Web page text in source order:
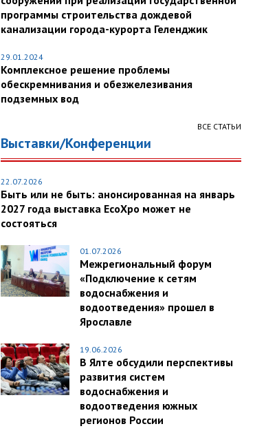
программы строительства дождевой
канализации города-курорта Геленджик
29.01.2024
Комплексное решение проблемы
обескремнивания и обезжелезивания
подземных вод
ВСЕ СТАТЬИ
Выставки/Конференции
22.07.2026
Быть или не быть: анонсированная на январь
2027 года выставка EcoXpo может не
состояться
01.07.2026
Межрегиональный форум
«Подключение к сетям
водоснабжения и
водоотведения» прошел в
Ярославле
19.06.2026
В Ялте обсудили перспективы
развития систем
водоснабжения и
водоотведения южных
регионов России